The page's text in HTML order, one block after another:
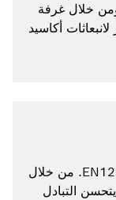
العادم حتى 60 °م. ومن خلال غرفة
أكاسيد
الغلاية CSB مصممة وفقا للمواصفة EN12953. من خلال
التبادل